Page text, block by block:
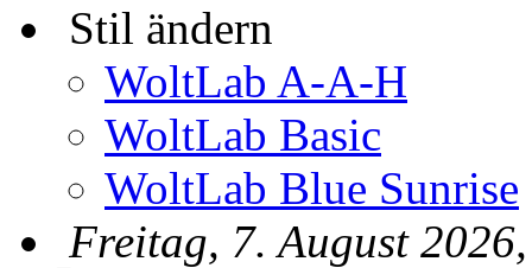
Stil ändern
WoltLab A-A-H
WoltLab Basic
WoltLab Blue Sunrise
Freitag, 7. August